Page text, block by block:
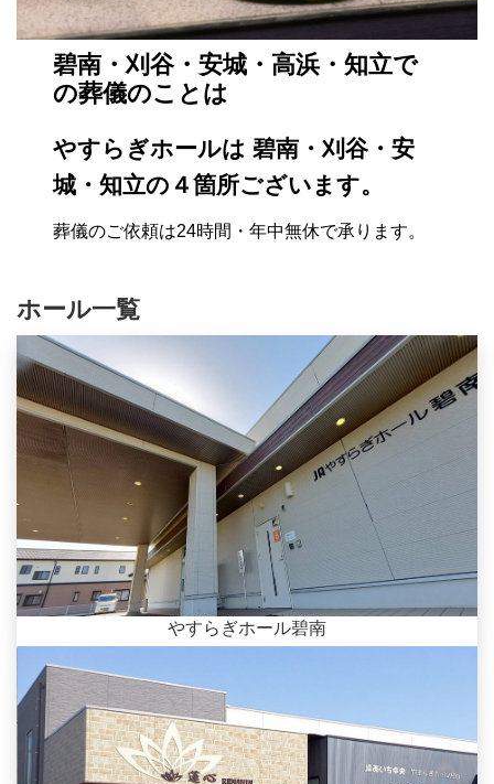
碧南・刈谷・安城・高浜・知立で
の葬儀のことは
やすらぎホールは 碧南・刈谷・安
城・知立の４箇所ございます。
葬儀のご依頼は24時間・年中無休で承ります。
ホール一覧
やすらぎホール碧南